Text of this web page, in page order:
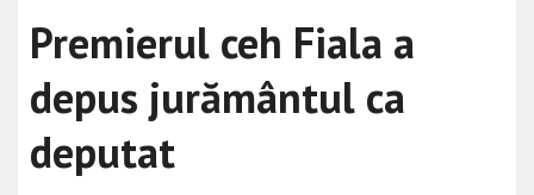
Premierul ceh Fiala a
depus jurământul ca
deputat